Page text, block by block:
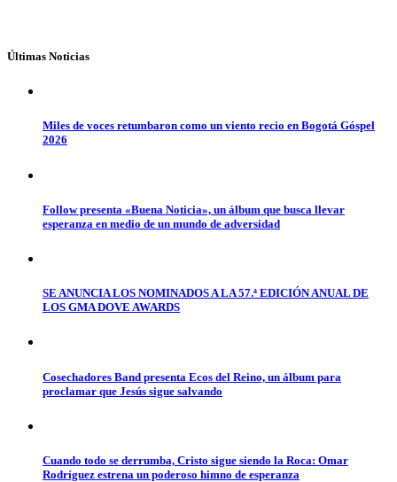
Últimas Noticias
Miles de voces retumbaron como un viento recio en Bogotá Góspel
2026
Follow presenta «Buena Noticia», un álbum que busca llevar
esperanza en medio de un mundo de adversidad
SE ANUNCIA LOS NOMINADOS A LA 57.ª EDICIÓN ANUAL DE
LOS GMA DOVE AWARDS
Cosechadores Band presenta Ecos del Reino, un álbum para
proclamar que Jesús sigue salvando
Cuando todo se derrumba, Cristo sigue siendo la Roca: Omar
Rodríguez estrena un poderoso himno de esperanza